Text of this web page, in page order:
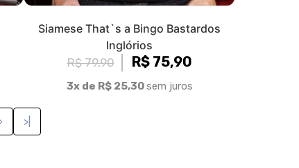
Siamese That`s a Bingo Bastardos
Inglórios
R$ 79,90
R$ 75,90
3x de R$ 25,30sem juros
>|